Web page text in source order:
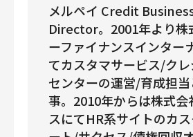
メルペイ Credit
Director。2001年より株
ーファイナンスインター
てカスタマサービス/ク
センターの運営/育成担
事。2010年からは株式会
スにてHR系サイトのカ